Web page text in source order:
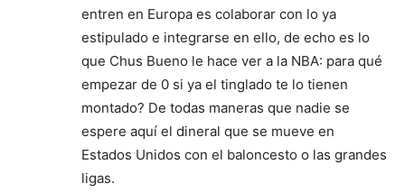
entren en Europa es colaborar con lo ya
estipulado e integrarse en ello, de echo es lo
que Chus Bueno le hace ver a la NBA: para qué
empezar de 0 si ya el tinglado te lo tienen
montado? De todas maneras que nadie se
espere aquí el dineral que se mueve en
Estados Unidos con el baloncesto o las grandes
ligas.